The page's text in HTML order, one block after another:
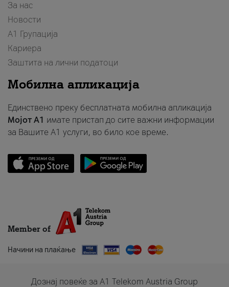
За нас
Новости
А1 Групација
Кариера
Заштита на лични податоци
Мобилна апликација
Единствено преку бесплатната мобилна апликација
Мојот A1 имате пристап до сите важни информации
за Вашите A1 услуги, во било кое време.
Member of
Начини на плаќање
Дознај повеќе за A1 Telekom Austria Group